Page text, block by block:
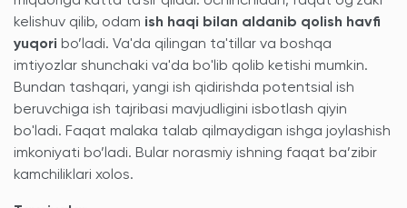
kelishuv qilib, odam ish haqi bilan aldanib qolish havfi
yuqori bo’ladi. Va'da qilingan ta'tillar va boshqa
imtiyozlar shunchaki va'da bo'lib qolib ketishi mumkin.
Bundan tashqari, yangi ish qidirishda potentsial ish
beruvchiga ish tajribasi mavjudligini isbotlash qiyin
bo'ladi. Faqat malaka talab qilmaydigan ishga joylashish
imkoniyati bo’ladi. Bular norasmiy ishning faqat ba’zibir
kamchiliklari xolos.